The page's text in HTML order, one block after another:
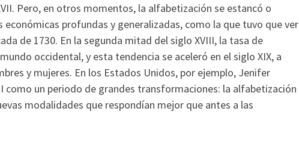
Pero, en otros momentos, la alfabetización se estancó o
profundas y generalizadas, como la que tuvo que ver
de 1730. En la segunda mitad del siglo XVIII, la tasa de
occidental, y esta tendencia se aceleró en el siglo XIX, a
y mujeres. En los Estados Unidos, por ejemplo, Jenifer
como un periodo de grandes transformaciones: la alfabetización
modalidades que respondían mejor que antes a las